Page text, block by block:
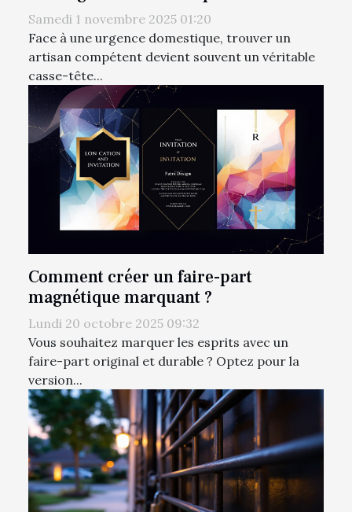
Samedi 1 novembre 2025 01:20
Face à une urgence domestique, trouver un
artisan compétent devient souvent un véritable
casse-tête...
Comment créer un faire-part
magnétique marquant ?
Lundi 20 octobre 2025 09:32
Vous souhaitez marquer les esprits avec un
faire-part original et durable ? Optez pour la
version...